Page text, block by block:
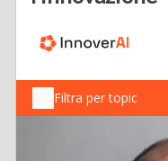
Filtra per topic